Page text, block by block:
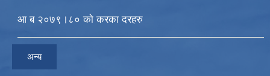
आ ब २०७९।८० को करका दरहरु
अन्य